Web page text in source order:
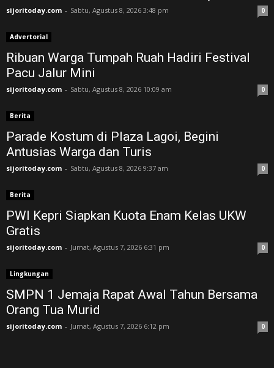
sijoritoday.com - Sabtu, Agustus 8, 2026 3:48 pm 0
Advertorial
Ribuan Warga Tumpah Ruah Hadiri Festival
Pacu Jalur Mini
sijoritoday.com - Sabtu, Agustus 8, 2026 10:09 am 0
Berita
Parade Kostum di Plaza Lagoi, Begini
Antusias Warga dan Turis
sijoritoday.com - Sabtu, Agustus 8, 2026 9:37 am 0
Berita
PWI Kepri Siapkan Kuota Enam Kelas UKW
Gratis
sijoritoday.com - Jumat, Agustus 7, 2026 6:31 pm 0
Lingkungan
SMPN 1 Jemaja Rapat Awal Tahun Bersama
Orang Tua Murid ‎
sijoritoday.com - Jumat, Agustus 7, 2026 6:12 pm 0